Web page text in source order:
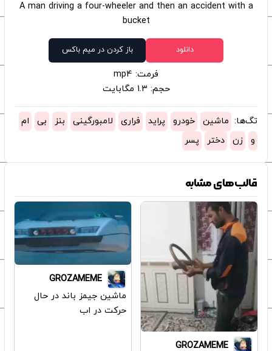
A man driving a four-wheeler and then an accident with a
bucket
دانلود باز کردن در میم باکس
فرمت: mp4
حجم: 1.3 مگابایت
تگ‌ها: ماشین خودرو پراید فراری لامبورگینی بنز بی
ام
و
زن دختر پسر
قالب‌های مشابه
GROZAMEME
GROZAMEME
ماشین جیمز باند در حال
حرکت در اب